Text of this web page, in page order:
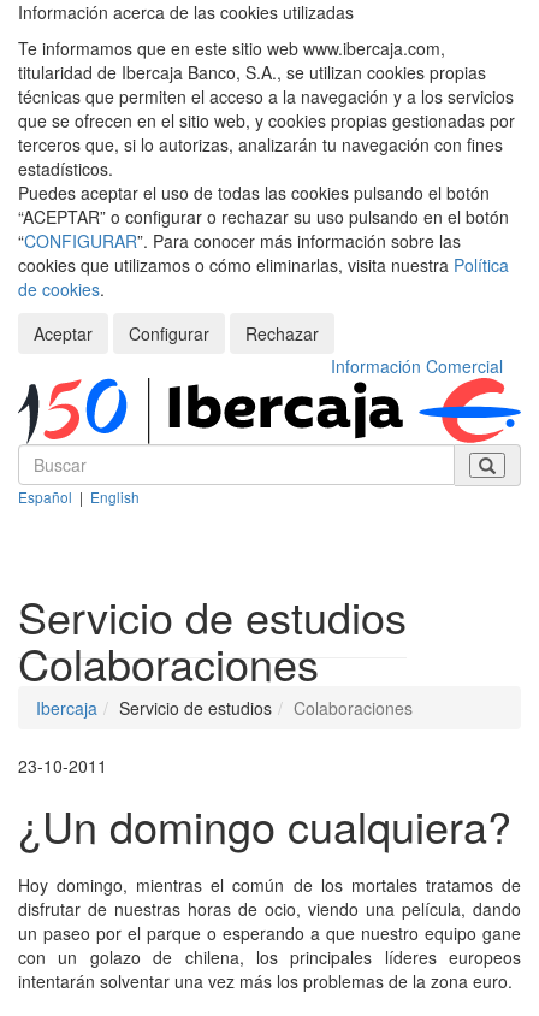
Información acerca de las cookies utilizadas
Te informamos que en este sitio web www.ibercaja.com,
titularidad de Ibercaja Banco, S.A., se utilizan cookies propias
técnicas que permiten el acceso a la navegación y a los servicios
que se ofrecen en el sitio web, y cookies propias gestionadas por
terceros que, si lo autorizas, analizarán tu navegación con fines
estadísticos.
Puedes aceptar el uso de todas las cookies pulsando el botón
“ACEPTAR” o configurar o rechazar su uso pulsando en el botón
“CONFIGURAR”. Para conocer más información sobre las
cookies que utilizamos o cómo eliminarlas, visita nuestra Política
de cookies.
Aceptar
Configurar
Rechazar
Información Comercial
Español | English
Servicio de estudios
Colaboraciones
Ibercaja Servicio de estudios Colaboraciones
23-10-2011
¿Un domingo cualquiera?
Hoy domingo, mientras el común de los mortales tratamos de
disfrutar de nuestras horas de ocio, viendo una película, dando
un paseo por el parque o esperando a que nuestro equipo gane
con un golazo de chilena, los principales líderes europeos
intentarán solventar una vez más los problemas de la zona euro.